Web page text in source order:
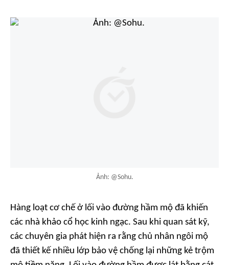
Ảnh: @Sohu.
Hàng loạt cơ chế ở lối vào đường hầm mộ đã khiến
các nhà khảo cổ học kinh ngạc. Sau khi quan sát kỹ,
các chuyên gia phát hiện ra rằng chủ nhân ngôi mộ
đã thiết kế nhiều lớp bảo vệ chống lại những kẻ trộm